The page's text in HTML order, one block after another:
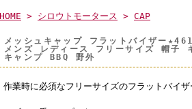
HOME > シロウトモータース > CAP
メッシュキャップ フラットバイザー
メンズ レディース フリーサイズ 帽子
キャンプ BBQ 野外
作業時に必須なフリーサイズのフラットバイザ